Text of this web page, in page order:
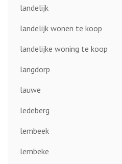
landelijk
landelijk wonen te koop
landelijke woning te koop
langdorp
lauwe
ledeberg
lembeek
lembeke